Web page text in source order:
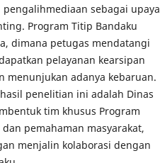
sebagai upaya
Program Titip Bandaku
dimana petugas mendatangi
pelayanan kearsipan
menunjukan adanya kebaruan.
penelitian ini adalah Dinas
tim khusus Program
pemahaman masyarakat,
menjalin kolaborasi dengan